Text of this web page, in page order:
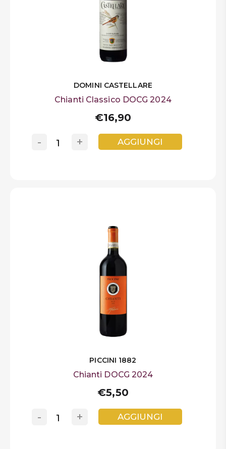
DOMINI CASTELLARE
Chianti Classico DOCG 2024
€16,90
+
- AGGIUNGI
PICCINI 1882
Chianti DOCG 2024
€5,50
+
- AGGIUNGI